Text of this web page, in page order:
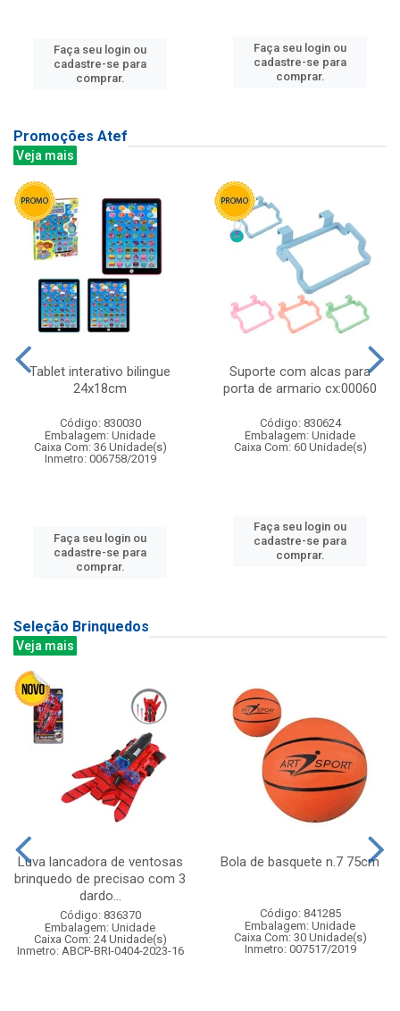
Faça seu login ou
cadastre-se para
comprar.
Faça seu login ou
cadastre-se para
comprar.
Promoções Atef
Veja mais
Tablet interativo bilingue
24x18cm
Código: 830030
Embalagem: Unidade
Caixa Com: 36 Unidade(s)
Inmetro: 006758/2019
Faça seu login ou
cadastre-se para
comprar.
Suporte com alcas para
porta de armario cx:00060
Código: 830624
Embalagem: Unidade
Caixa Com: 60 Unidade(s)
Faça seu login ou
cadastre-se para
comprar.
Seleção Brinquedos
Veja mais
Luva lancadora de ventosas
brinquedo de precisao com 3
dardo...
Código: 836370
Embalagem: Unidade
Caixa Com: 24 Unidade(s)
Inmetro: ABCP-BRI-0404-2023-16
Bola de basquete n.7 75cm
Código: 841285
Embalagem: Unidade
Caixa Com: 30 Unidade(s)
Inmetro: 007517/2019